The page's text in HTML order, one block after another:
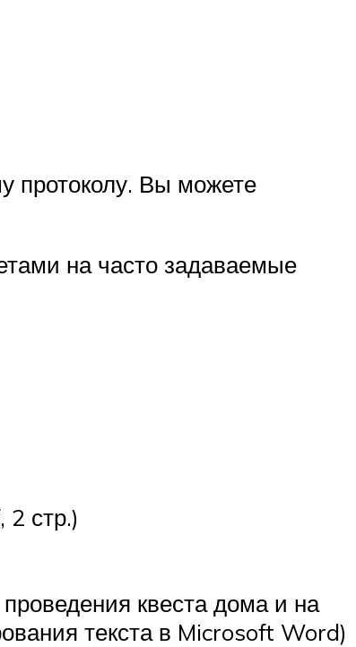
протоколу. Вы можете
на часто задаваемые
стр.)
квеста дома и на
текста в Microsoft Word)